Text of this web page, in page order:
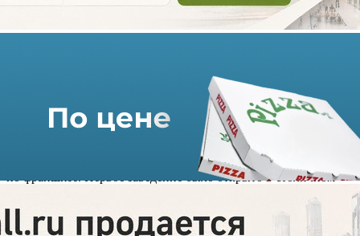
винных баров Fanagoria
15.08.2022 г. в 14:29
Винный дом «Фанагория» будет развивать сеть винных баров
торгово-деловом центре «Смоленский пассаж 2» в формате
pop up и работало до середины января 2022 года.